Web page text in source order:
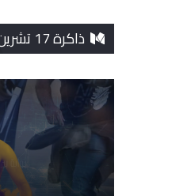
ذاكرة 17 تشرين